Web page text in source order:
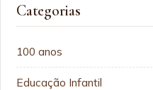
Categorias
100 anos
Educação Infantil